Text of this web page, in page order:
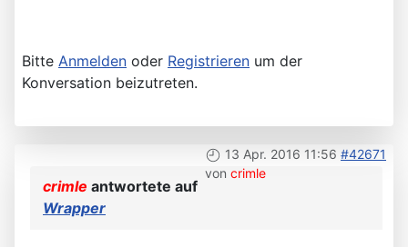
Bitte Anmelden oder Registrieren um der
Konversation beizutreten.
13 Apr. 2016 11:56 #42671
von crimle
crimle antwortete auf
Wrapper